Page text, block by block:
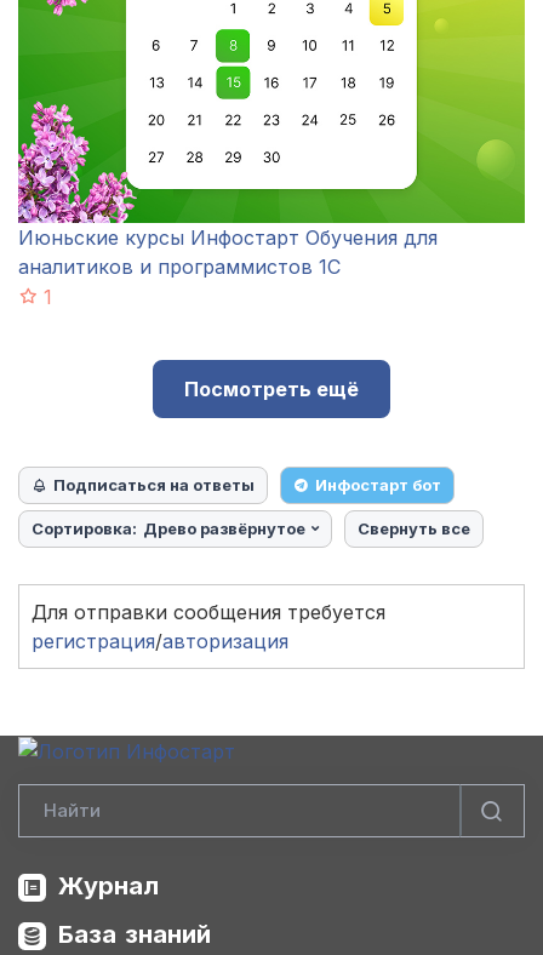
Июньские курсы Инфостарт Обучения для
аналитиков и программистов 1С
1
Посмотреть ещё
Подписаться на ответы Инфостарт бот
Сортировка: Древо развёрнутое Свернуть все
Для отправки сообщения требуется
регистрация/авторизация
Журнал
База знаний